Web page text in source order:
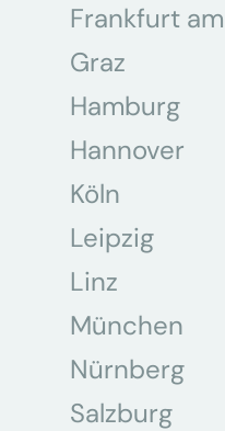
Frankfurt
Graz
Hamburg
Hannover
Köln
Leipzig
Linz
München
Nürnberg
Salzburg